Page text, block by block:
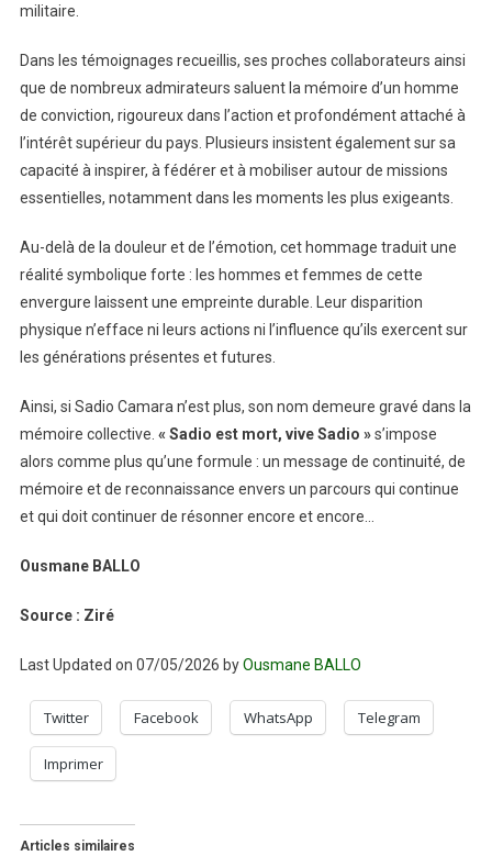
militaire.
Dans les témoignages recueillis, ses proches collaborateurs ainsi
que de nombreux admirateurs saluent la mémoire d’un homme
de conviction, rigoureux dans l’action et profondément attaché à
l’intérêt supérieur du pays. Plusieurs insistent également sur sa
capacité à inspirer, à fédérer et à mobiliser autour de missions
essentielles, notamment dans les moments les plus exigeants.
Au-delà de la douleur et de l’émotion, cet hommage traduit une
réalité symbolique forte : les hommes et femmes de cette
envergure laissent une empreinte durable. Leur disparition
physique n’efface ni leurs actions ni l’influence qu’ils exercent sur
les générations présentes et futures.
Ainsi, si Sadio Camara n’est plus, son nom demeure gravé dans la
mémoire collective. « Sadio est mort, vive Sadio »s’impose
alors comme plus qu’une formule : un message de continuité, de
mémoire et de reconnaissance envers un parcours qui continue
et qui doit continuer de résonner encore et encore…
Ousmane BALLO
Source : Ziré
Last Updated on 07/05/2026 byOusmane BALLO
Twitter Facebook WhatsApp Telegram
Imprimer
Articles similaires